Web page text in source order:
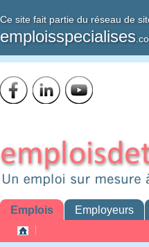
Ce site fait partie du réseau de
emploisspecialises
Emplois Employeurs